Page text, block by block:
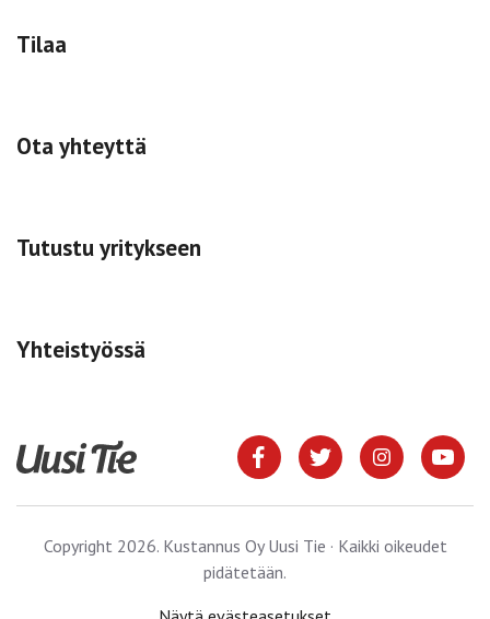
Tilaa
Ota yhteyttä
Tutustu yritykseen
Yhteistyössä
Copyright 2026. Kustannus Oy Uusi Tie · Kaikki oikeudet
pidätetään.